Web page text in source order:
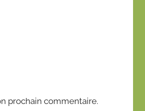
prochain commentaire.